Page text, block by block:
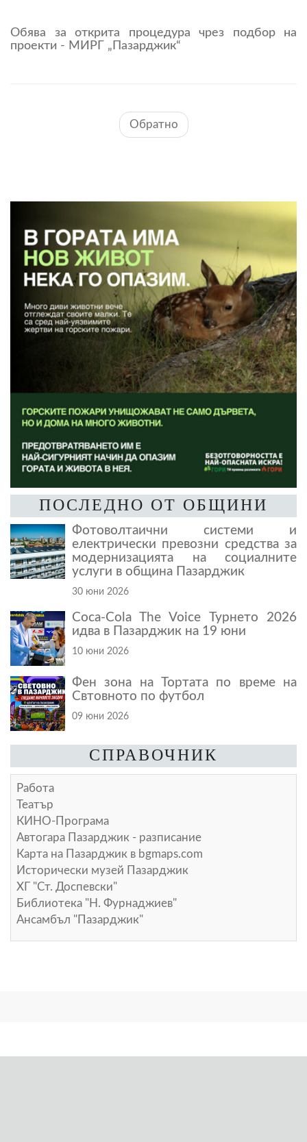
Обява за открита процедура чрез подбор на
проекти - МИРГ „Пазарджик“
Обратно
ПОСЛЕДНО ОТ ОБЩИНИ
Фотоволтаични системи и
електрически превозни средства за
модернизацията на социалните
услуги в община Пазарджик
30 юни 2026
Coca-Cola The Voice Турнето 2026
идва в Пазарджик на 19 юни
10 юни 2026
Фен зона на Тортата по време на
Свтовното по футбол
09 юни 2026
СПРАВОЧНИК
Работа
Театър
КИНО-Програма
Автогара Пазарджик - разписание
Карта на Пазарджик в bgmaps.com
Исторически музей Пазарджик
ХГ "Ст. Доспевски"
Библиотека "Н. Фурнаджиев"
Ансамбъл "Пазарджик"